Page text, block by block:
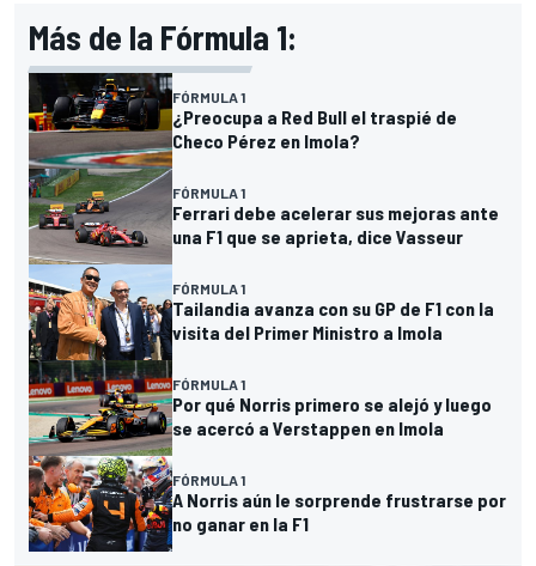
Más de la Fórmula 1:
FÓRMULA 1
¿Preocupa a Red Bull el traspié de
Checo Pérez en Imola?
FÓRMULA 1
Ferrari debe acelerar sus mejoras ante
una F1 que se aprieta, dice Vasseur
FÓRMULA 1
Tailandia avanza con su GP de F1 con la
visita del Primer Ministro a Imola
FÓRMULA 1
Por qué Norris primero se alejó y luego
se acercó a Verstappen en Imola
FÓRMULA 1
A Norris aún le sorprende frustrarse por
no ganar en la F1